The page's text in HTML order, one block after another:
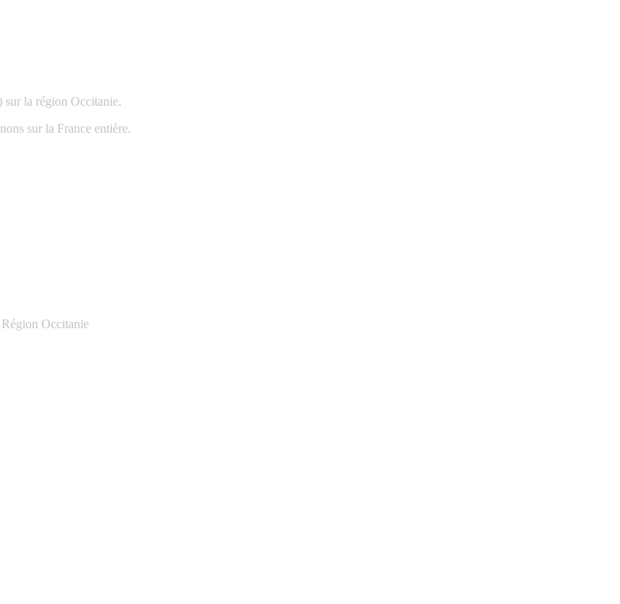
sur la région Occitanie.
sur la France entière.
Occitanie